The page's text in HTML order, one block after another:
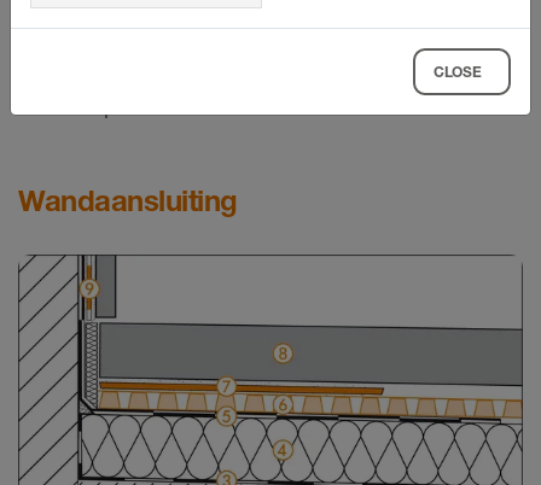
Schlüter-BARIN
Wandaansluiting
CLOSE